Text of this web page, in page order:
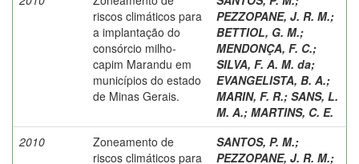
riscos climáticos para
a implantação do
consórcio milho-
capim Marandu em
municípios do estado
de Minas Gerais.
PEZZOPANE, J. R. M.;
BETTIOL, G. M.;
MENDONÇA, F. C.;
SILVA, F. A. M. da;
EVANGELISTA, B. A.;
MARIN, F. R.; SANS, L.
M. A.; MARTINS, C. E.
2010
Zoneamento de
riscos climáticos para
SANTOS, P. M.;
PEZZOPANE, J. R. M.;